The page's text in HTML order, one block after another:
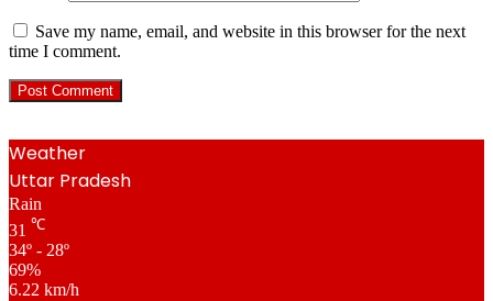
Save my name, email, and website in this browser for the next
time I comment.
Weather
Uttar Pradesh
Rain
31 ℃
34º - 28º
69%
6.22 km/h